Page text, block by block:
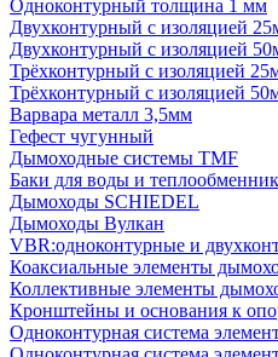
Одноконтурный толщина 1 мм
Двухконтурный с изоляцией
Двухконтурный с изоляцией
Трёхконтурный с изоляцией
Трёхконтурный с изоляцией
Варвара металл 3,5мм
Гефест чугунный
Дымоходные системы TMF
Баки для воды и
Дымоходы SCHIEDEL
Дымоходы Вулкан
VBR:одноконтурные и
Коаксиальные элементы
Коллективные элементы
Кронштейны и основания к
Одноконтурная система